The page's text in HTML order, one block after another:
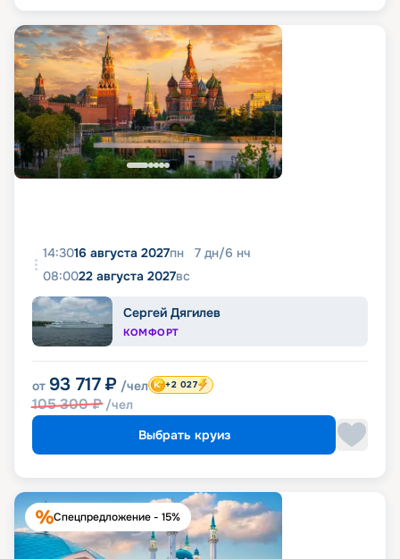
14:3016 августа 2027пн 7 дн/6 нч
08:0022 августа 2027вс
Сергей Дягилев
КОМФОРТ
от 93 717 ₽ /чел
105 300₽ /чел
+2 027
Выбрать круиз
Спецпредложение - 15%